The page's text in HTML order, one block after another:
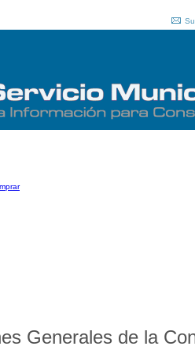
Generales de la